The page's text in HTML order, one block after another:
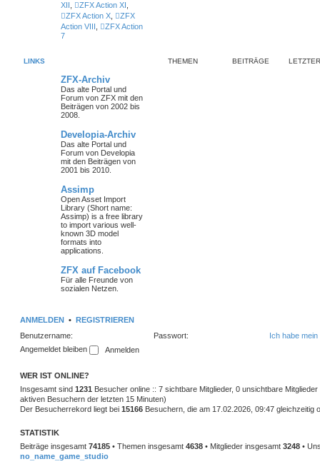
XII
ZFX Action XI
ZFX Action X
ZFX
Action VIII
ZFX Action
7
LINKS THEMEN BEITRÄGE
ZFX-Archiv
Das alte Portal und
Forum von ZFX mit den
Beiträgen von 2002 bis
2008.
Developia-Archiv
Das alte Portal und
Forum von Developia
mit den Beiträgen von
2001 bis 2010.
Assimp
Open Asset Import
Library (Short name:
Assimp) is a free library
to import various well-
known 3D model
formats into
applications.
ZFX auf Facebook
Für alle Freunde von
sozialen Netzen.
ANMELDEN • REGISTRIEREN
Benutzername:
Passwort:
Ich habe
Angemeldet bleiben
WER IST ONLINE?
Insgesamt sind 1231 Besucher online :: 7 sichtbare Mitglieder, 0 unsichtbare
aktiven Besuchern der letzten 15 Minuten)
Der Besucherrekord liegt bei 15166 Besuchern, die am 17.02.2026, 09:47 gleichzeitig
STATISTIK
Beiträge insgesamt 74185 • Themen insgesamt 4638 • Mitglieder insgesamt 3248 •
no_name_game_studio